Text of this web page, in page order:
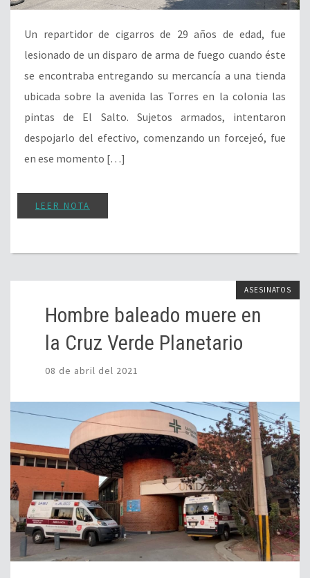
Un repartidor de cigarros de 29 años de edad, fue
lesionado de un disparo de arma de fuego cuando éste
se encontraba entregando su mercancía a una tienda
ubicada sobre la avenida las Torres en la colonia las
pintas de El Salto. Sujetos armados, intentaron
despojarlo del efectivo, comenzando un forcejeó, fue
en ese momento […]
LEER NOTA
ASESINATOS
Hombre baleado muere en
la Cruz Verde Planetario
08 de abril del 2021